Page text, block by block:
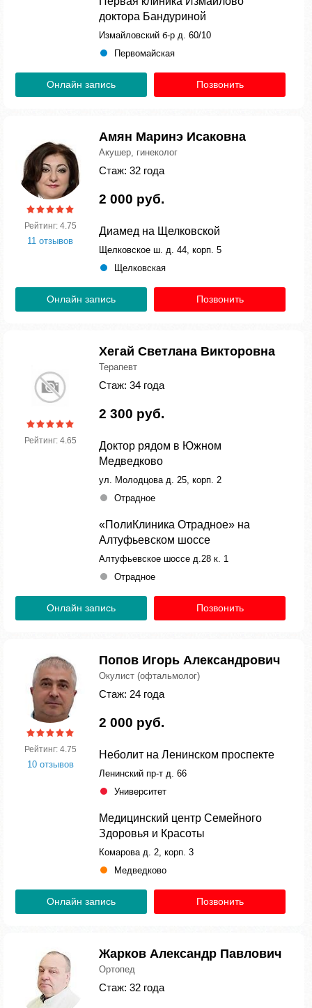
доктора Бандуриной
Измайловский б-р д. 60/10
Первомайская
Онлайн запись Позвонить
Рейтинг: 4.75
11 отзывов
Амян Маринэ Исаковна
Акушер, гинеколог
Стаж: 32 года
2 000 руб.
Диамед на Щелковской
Щелковское ш. д. 44, корп. 5
Щелковская
Онлайн запись Позвонить
Рейтинг: 4.65
Хегай Светлана Викторовна
Терапевт
Стаж: 34 года
2 300 руб.
Доктор рядом в Южном
Медведково
ул. Молодцова д. 25, корп. 2
Отрадное
«ПолиКлиника Отрадное» на
Алтуфьевском шоссе
Алтуфьевское шоссе д.28 к. 1
Отрадное
Онлайн запись Позвонить
Рейтинг: 4.75
10 отзывов
Попов Игорь Александрович
Окулист (офтальмолог)
Стаж: 24 года
2 000 руб.
Неболит на Ленинском проспекте
Ленинский пр-т д. 66
Университет
Медицинский центр Семейного
Здоровья и Красоты
Комарова д. 2, корп. 3
Медведково
Онлайн запись Позвонить
Жарков Александр Павлович
Ортопед
Стаж: 32 года